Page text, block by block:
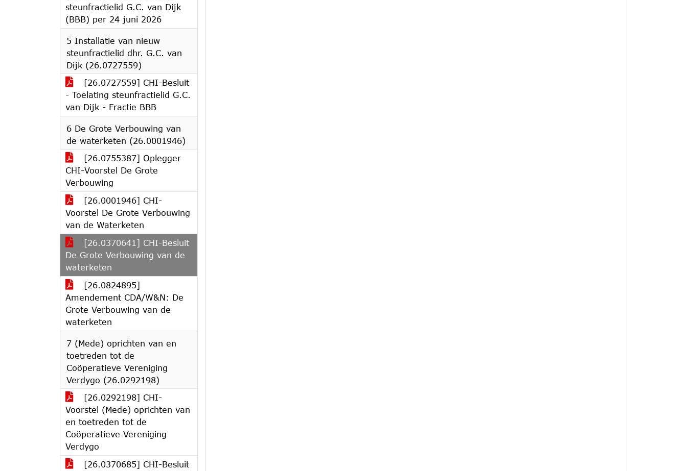
steunfractielid G.C. van Dijk
(BBB) per 24 juni 2026
5 Installatie van nieuw
steunfractielid dhr. G.C. van
Dijk (26.0727559)
[26.0727559] CHI-Besluit
- Toelating steunfractielid G.C.
van Dijk - Fractie BBB
6 De Grote Verbouwing van
de waterketen (26.0001946)
[26.0755387] Oplegger
CHI-Voorstel De Grote
Verbouwing
[26.0001946] CHI-
Voorstel De Grote Verbouwing
van de Waterketen
[26.0370641] CHI-Besluit
De Grote Verbouwing van de
waterketen
[26.0824895]
Amendement CDA/W&N: De
Grote Verbouwing van de
waterketen
7 (Mede) oprichten van en
toetreden tot de
Coöperatieve Vereniging
Verdygo (26.0292198)
[26.0292198] CHI-
Voorstel (Mede) oprichten van
en toetreden tot de
Coöperatieve Vereniging
Verdygo
[26.0370685] CHI-Besluit